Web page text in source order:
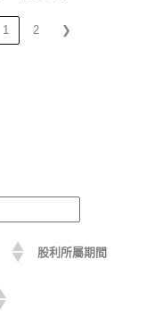
1 2 ❯
股利所屬期間